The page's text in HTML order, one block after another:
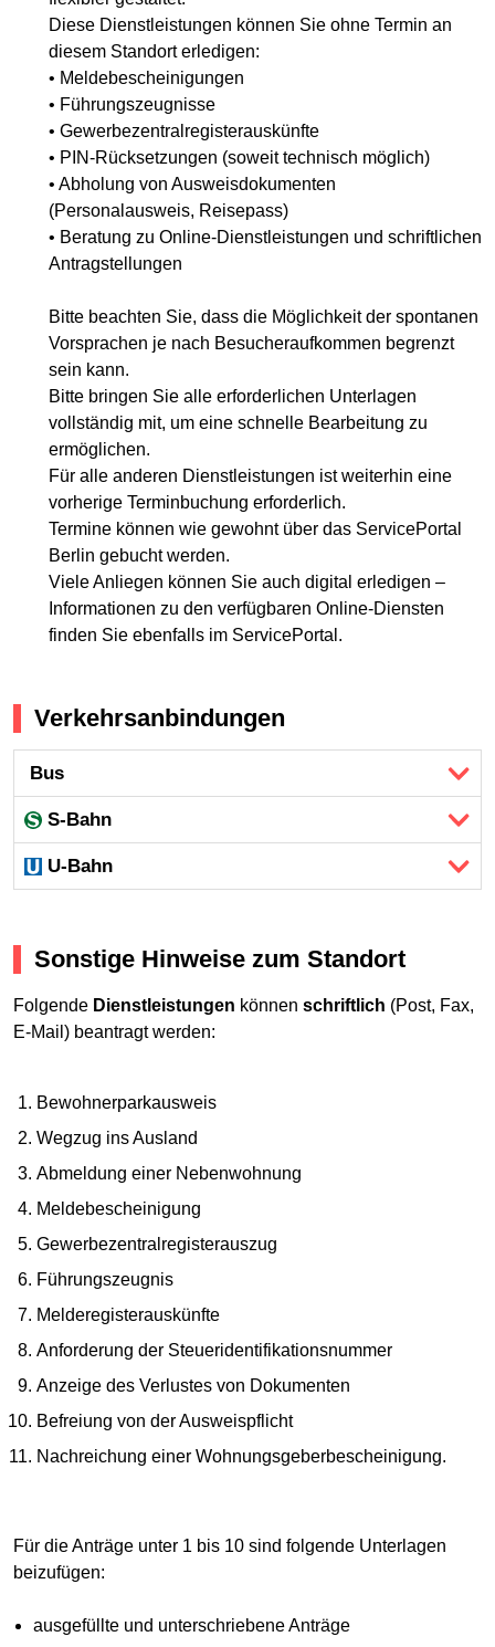
Diese Dienstleistungen können Sie ohne Termin an
diesem Standort erledigen:
• Meldebescheinigungen
• Führungszeugnisse
• Gewerbezentralregisterauskünfte
• PIN-Rücksetzungen (soweit technisch möglich)
• Abholung von Ausweisdokumenten
(Personalausweis, Reisepass)
• Beratung zu Online-Dienstleistungen und schriftlichen
Antragstellungen
Bitte beachten Sie, dass die Möglichkeit der spontanen
Vorsprachen je nach Besucheraufkommen begrenzt
sein kann.
Bitte bringen Sie alle erforderlichen Unterlagen
vollständig mit, um eine schnelle Bearbeitung zu
ermöglichen.
Für alle anderen Dienstleistungen ist weiterhin eine
vorherige Terminbuchung erforderlich.
Termine können wie gewohnt über das ServicePortal
Berlin gebucht werden.
Viele Anliegen können Sie auch digital erledigen –
Informationen zu den verfügbaren Online-Diensten
finden Sie ebenfalls im ServicePortal.
Verkehrsanbindungen
Bus
S-Bahn
U-Bahn
Sonstige Hinweise zum Standort
Folgende Dienstleistungen können schriftlich (Post, Fax,
E-Mail) beantragt werden:
Bewohnerparkausweis
Wegzug ins Ausland
Abmeldung einer Nebenwohnung
Meldebescheinigung
Gewerbezentralregisterauszug
Führungszeugnis
Melderegisterauskünfte
Anforderung der Steueridentifikationsnummer
Anzeige des Verlustes von Dokumenten
Befreiung von der Ausweispflicht
Nachreichung einer Wohnungsgeberbescheinigung.
Für die Anträge unter 1 bis 10 sind folgende Unterlagen
beizufügen:
ausgefüllte und unterschriebene Anträge